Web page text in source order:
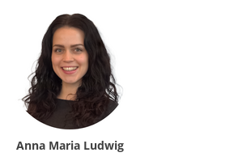
Anna Maria Ludwig